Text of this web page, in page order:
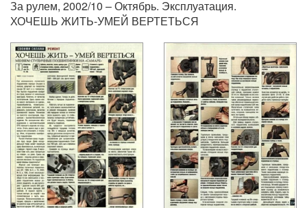
За рулем, 2002/10 – Октябрь. Эксплуатация.
ХОЧЕШЬ ЖИТЬ-УМЕЙ ВЕРТЕТЬСЯ